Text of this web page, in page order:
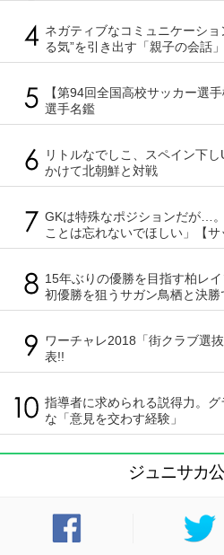
ネガティブなコミュニケーシ
る気”を引き出す「親子の会話
【第94回全国高校サッカー選
選手名鑑
リトルなでしこ、スペイン下
かけて北朝鮮と対戦
GKは特殊なポジションだが…
ことは忘れないでほしい」【サ
15年ぶりの優勝を目指す柏レ
初優勝を狙うサガン鳥栖と決勝
ワーチャレ2018「街クラブ選
表!!
指導者に求められる説得力。
な「意見を交わす経験」
ジュニサカ